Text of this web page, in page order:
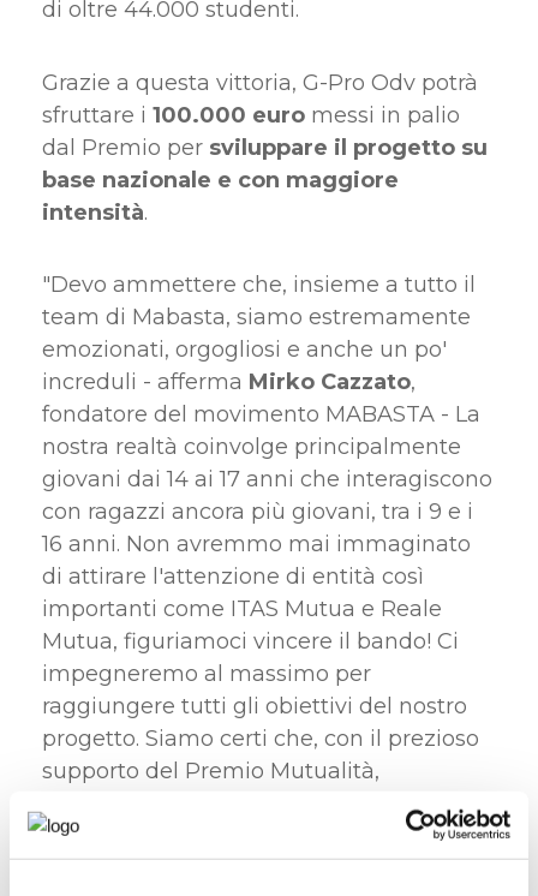
di oltre 44.000 studenti.
Grazie a questa vittoria, G-Pro Odv potrà
sfruttare i 100.000 euro messi in palio
dal Premio per sviluppare il progetto su
base nazionale e con maggiore
intensità.
"Devo ammettere che, insieme a tutto il
team di Mabasta, siamo estremamente
emozionati, orgogliosi e anche un po'
increduli - afferma Mirko Cazzato,
fondatore del movimento MABASTA - La
nostra realtà coinvolge principalmente
giovani dai 14 ai 17 anni che interagiscono
con ragazzi ancora più giovani, tra i 9 e i
16 anni. Non avremmo mai immaginato
di attirare l'attenzione di entità così
importanti come ITAS Mutua e Reale
Mutua, figuriamoci vincere il bando! Ci
impegneremo al massimo per
raggiungere tutti gli obiettivi del nostro
progetto. Siamo certi che, con il prezioso
supporto del Premio Mutualità,
riusciremo a informare, formare ed
aiutare un gran numero di giovani che
affrontano disagi e soffrono a causa di